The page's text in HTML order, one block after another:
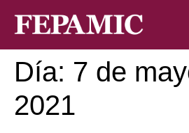
Día: 7 de
2021